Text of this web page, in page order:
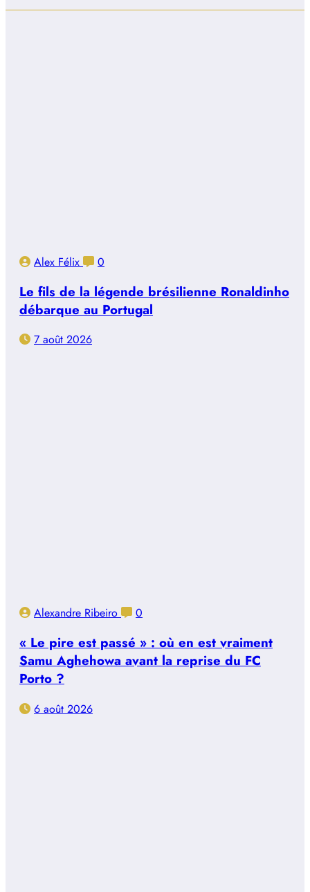
Alex Félix 0
Le fils de la légende brésilienne Ronaldinho
débarque au Portugal
7 août 2026
Alexandre Ribeiro 0
« Le pire est passé » : où en est vraiment
Samu Aghehowa avant la reprise du FC
Porto ?
6 août 2026